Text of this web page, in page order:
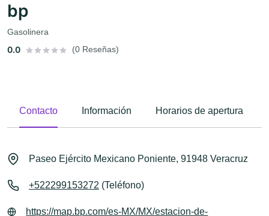
bp
Gasolinera
0.0 (0 Reseñas)
Contacto Información Horarios de apertura
Paseo Ejército Mexicano Poniente, 91948 Veracruz
+522299153272 (Teléfono)
https://map.bp.com/es-MX/MX/estacion-de-